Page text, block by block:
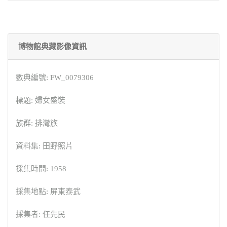
博物館典藏影像資訊
數典編號: FW_0079306
標題: 婦女盛裝
族群: 排灣族
資料集: 田野照片
採集時間: 1958
採集地點: 屏東泰武
採集者: 任先民